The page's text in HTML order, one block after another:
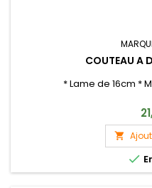
COUTEAU A
* Lame de 16cm *

